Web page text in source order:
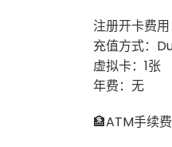
注册开卡费用
充值方式：
虚拟卡：1张
年费：无
🏦ATM手续费